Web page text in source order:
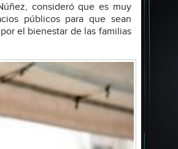
consideró que es muy
públicos para que sean
el bienestar de las familias